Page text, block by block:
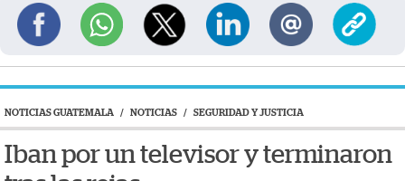
NOTICIAS GUATEMALA / NOTICIAS / SEGURIDAD Y JUSTICIA
Iban por un televisor y terminaron